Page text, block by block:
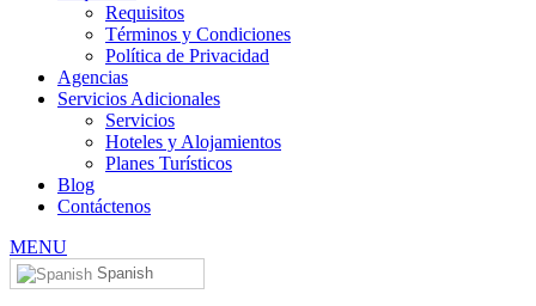
Requisitos
Términos y Condiciones
Política de Privacidad
Agencias
Servicios Adicionales
Servicios
Hoteles y Alojamientos
Planes Turísticos
Blog
Contáctenos
MENU
Spanish